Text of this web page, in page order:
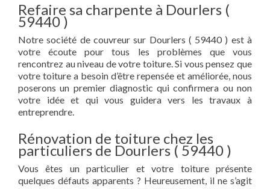
Refaire sa charpente à Dourlers (
59440 )
Notre société de couvreur sur Dourlers ( 59440 ) est à
votre écoute pour tous les problèmes que vous
rencontrez au niveau de votre toiture. Si vous pensez que
votre toiture a besoin d’être repensée et améliorée, nous
poserons un premier diagnostic qui confirmera ou non
votre idée et qui vous guidera vers les travaux à
entreprendre.
Rénovation de toiture chez les
particuliers de Dourlers ( 59440 )
Vous êtes un particulier et votre toiture présente
quelques défauts apparents ? Heureusement, il ne s’agit